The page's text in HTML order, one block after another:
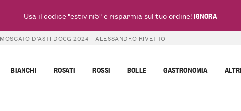
MOSCATO D’ASTI DOCG 2024 – ALESSANDRO RIVETTO
BIANCHI ROSATI ROSSI BOLLE GASTRONOMIA
Usa il codice "estivini5" e risparmia sul tuo ordine!IGNORA